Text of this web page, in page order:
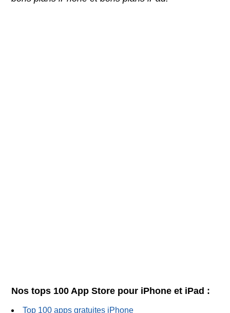
Nos tops 100 App Store pour iPhone et iPad :
Top 100 apps gratuites iPhone